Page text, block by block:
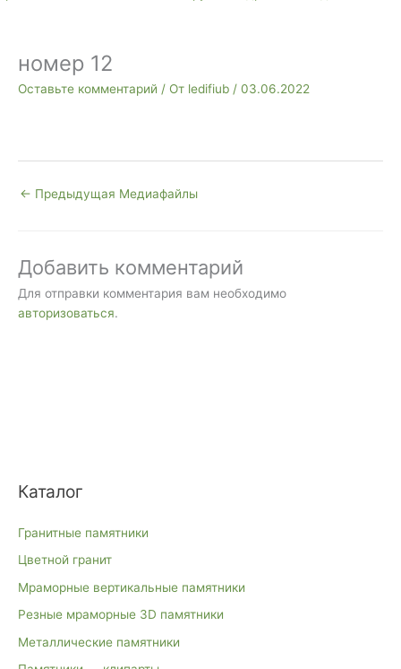
Каталог
Гранитные памятники
Цветной гранит
Мраморные вертикальные памятники
Резные мраморные 3D памятники
Металлические памятники
номер 12
Оставьте комментарий / От ledifiub / 03.06.2022
← Предыдущая Медиафайлы
Добавить комментарий
Для отправки комментария вам необходимо
авторизоваться.